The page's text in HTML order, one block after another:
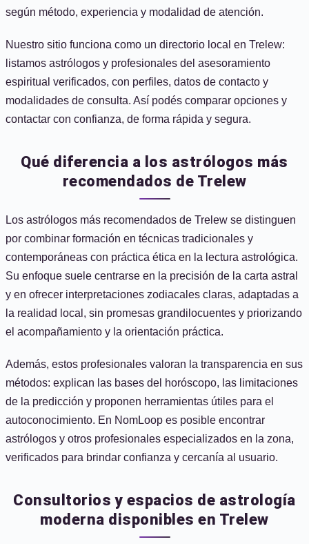
según método, experiencia y modalidad de atención.
Nuestro sitio funciona como un directorio local en Trelew:
listamos astrólogos y profesionales del asesoramiento
espiritual verificados, con perfiles, datos de contacto y
modalidades de consulta. Así podés comparar opciones y
contactar con confianza, de forma rápida y segura.
Qué diferencia a los astrólogos más
recomendados de Trelew
Los astrólogos más recomendados de Trelew se distinguen
por combinar formación en técnicas tradicionales y
contemporáneas con práctica ética en la lectura astrológica.
Su enfoque suele centrarse en la precisión de la carta astral
y en ofrecer interpretaciones zodiacales claras, adaptadas a
la realidad local, sin promesas grandilocuentes y priorizando
el acompañamiento y la orientación práctica.
Además, estos profesionales valoran la transparencia en sus
métodos: explican las bases del horóscopo, las limitaciones
de la predicción y proponen herramientas útiles para el
autoconocimiento. En NomLoop es posible encontrar
astrólogos y otros profesionales especializados en la zona,
verificados para brindar confianza y cercanía al usuario.
Consultorios y espacios de astrología
moderna disponibles en Trelew